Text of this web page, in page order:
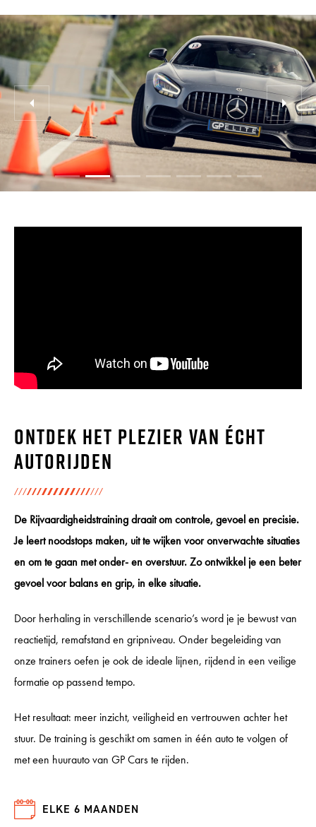
Ontdek het plezier van écht
autorijden
De Rijvaardigheidstraining draait om controle, gevoel en precisie.
Je leert noodstops maken, uit te wijken voor onverwachte situaties
en om te gaan met onder- en overstuur. Zo ontwikkel je een beter
gevoel voor balans en grip, in elke situatie.
Door herhaling in verschillende scenario’s word je je bewust van
reactietijd, remafstand en gripniveau. Onder begeleiding van
onze trainers oefen je ook de ideale lijnen, rijdend in een veilige
formatie op passend tempo.
Het resultaat: meer inzicht, veiligheid en vertrouwen achter het
stuur. De training is geschikt om samen in één auto te volgen of
met een huurauto van GP Cars te rijden.
ELKE 6 MAANDEN